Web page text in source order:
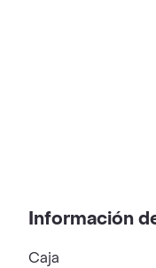
Información
Caja